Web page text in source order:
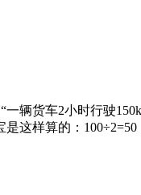
辆货车2小时行驶
这样算的：